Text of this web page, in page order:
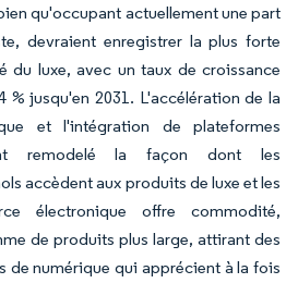
qu'occupant actuellement une part
devraient enregistrer la plus forte
du luxe, avec un taux de croissance
% jusqu'en 2031. L'accélération de la
et l'intégration de plateformes
remodelé la façon dont les
accèdent aux produits de luxe et les
électronique offre commodité,
de produits plus large, attirant des
de numérique qui apprécient à la fois